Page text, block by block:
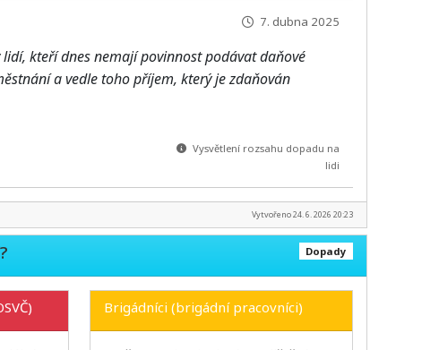
7. dubna 2025
lidí, kteří dnes nemají povinnost podávat daňové
a vedle toho příjem, který je zdaňován
Vysvětlení rozsahu dopadu na
lidi
Vytvořeno 24. 6. 2026 20:23
Dopady
Brigádníci (brigádní pracovníci)